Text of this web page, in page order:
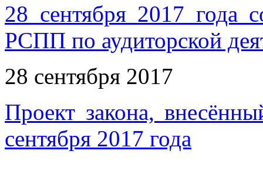
28 сентября 2017 года
РСПП по аудиторской
28 сентября 2017
Проект закона,
сентября 2017 года